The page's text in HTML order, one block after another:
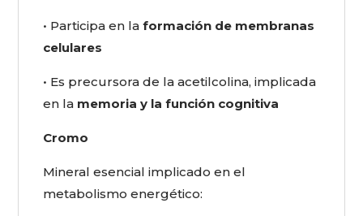
• Participa en laformación de membranas
celulares
• Es precursora de la acetilcolina, implicada
en la memoria y la función cognitiva
Cromo
Mineral esencial implicado en el
metabolismo energético: